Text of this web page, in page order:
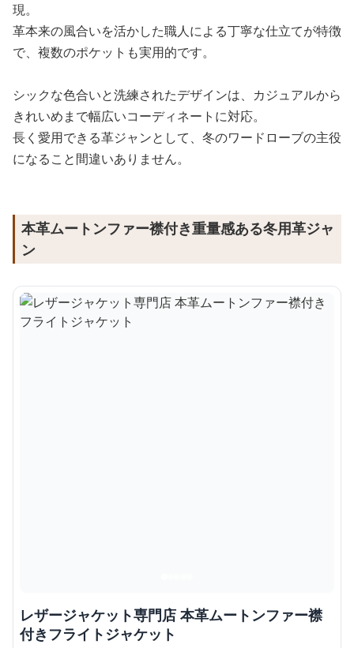
現。
革本来の風合いを活かした職人による丁寧な仕立てが特徴
で、複数のポケットも実用的です。
シックな色合いと洗練されたデザインは、カジュアルから
きれいめまで幅広いコーディネートに対応。
長く愛用できる革ジャンとして、冬のワードローブの主役
になること間違いありません。
本革ムートンファー襟付き重量感ある冬用革ジャ
ン
レザージャケット専門店 本革ムートンファー襟
付きフライトジャケット